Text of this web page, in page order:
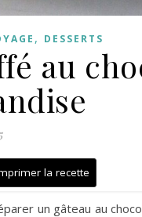
, DESSERTS
au
la recette
un gâteau au